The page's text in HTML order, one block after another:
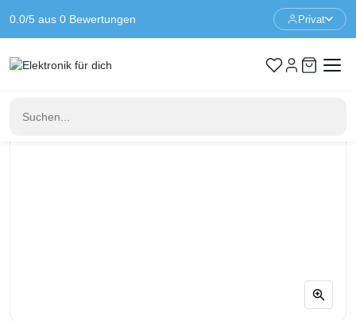
0.0/5 aus 0 Bewertungen Privat
Startseite
Motherboards